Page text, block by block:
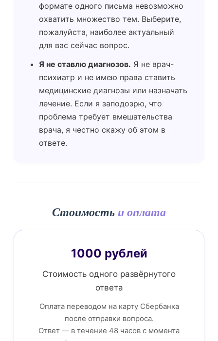
формате одного письма невозможно
охватить множество тем. Выберите,
пожалуйста, наиболее актуальный
для вас сейчас вопрос.
Я не ставлю диагнозов. Я не врач-
психиатр и не имею права ставить
медицинские диагнозы или назначать
лечение. Если я заподозрю, что
проблема требует вмешательства
врача, я честно скажу об этом в
ответе.
Стоимость и оплата
1000 рублей
Стоимость одного развёрнутого
ответа
Оплата переводом на карту Сбербанка
после отправки вопроса.
Ответ — в течение 48 часов с момента